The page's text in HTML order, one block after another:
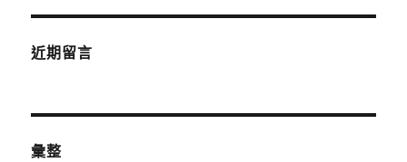
近期留言
彙整